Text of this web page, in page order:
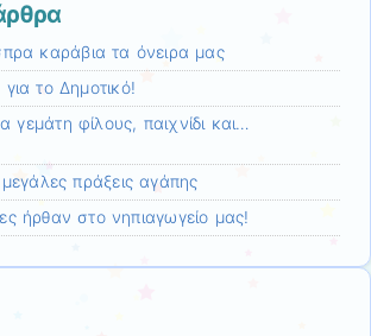
καράβια τα όνειρα μας
το Δημοτικό!
γεμάτη φίλους, παιχνίδι και…
πράξεις αγάπης
ήρθαν στο νηπιαγωγείο μας!